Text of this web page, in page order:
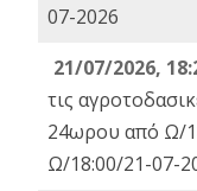
07-2026
21/07/2026,
τις
24ωρου από Ω/
Ω/18:00/21-07-